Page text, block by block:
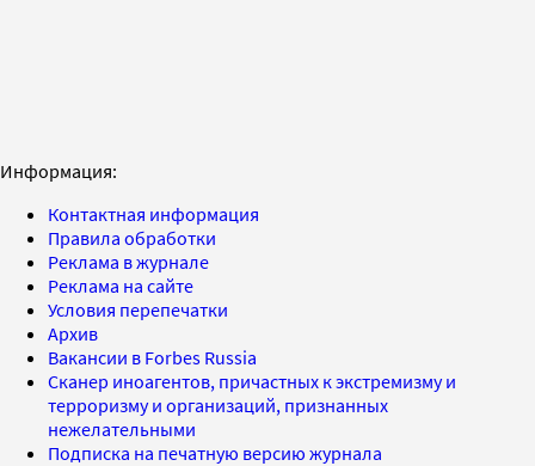
Информация:
Контактная информация
Правила обработки
Реклама в журнале
Реклама на сайте
Условия перепечатки
Архив
Вакансии в Forbes Russia
Сканер иноагентов, причастных к экстремизму и
терроризму и организаций, признанных
нежелательными
Подписка на печатную версию журнала